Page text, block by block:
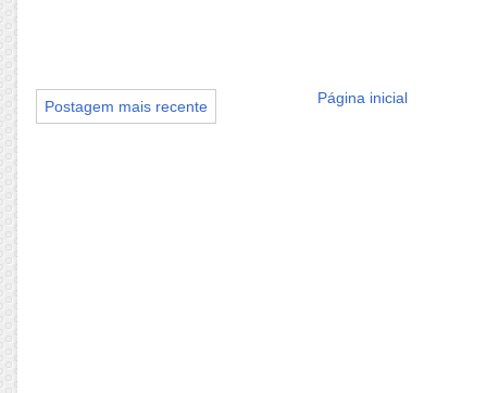
Postagem mais recente Página inicial